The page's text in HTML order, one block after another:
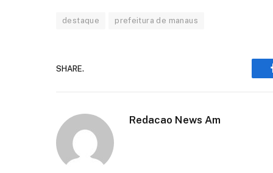
destaque prefeitura de manaus
SHARE.
Redacao News Am